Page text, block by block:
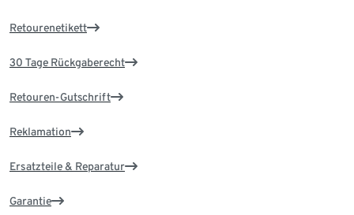
Retourenetikett
30 Tage Rückgaberecht
Retouren-Gutschrift
Reklamation
Ersatzteile & Reparatur
Garantie